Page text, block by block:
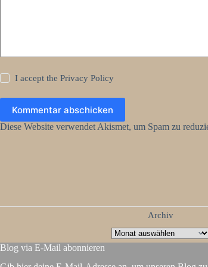
I accept thePrivacy Policy
Kommentar abschicken
Diese Website verwendet Akismet, um Spam zu
Archiv
Blog via E-Mail abonnieren